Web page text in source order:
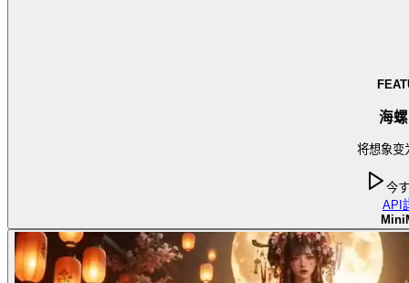
海
将想象变
今
API